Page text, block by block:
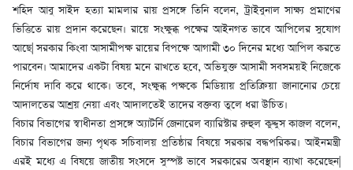
শহিদ আবু সাইদ হত্যা মামলার রায় প্রসঙ্গে তিনি বলেন, ট্রাইবুনাল সাক্ষ্য প্রমাণের
ভিত্তিতে রায় প্রদান করেছেন। রায়ে সংক্ষুব্ধ পক্ষের আইনগত ভাবে আপিলের সুযোগ
আছে| সরকার কিংবা আসামীপক্ষ রায়ের বিপক্ষে আগামী ৩০ দিনের মধ্যে আপিল করতে
পারবেন। আমাদের একটা বিষয় মনে রাখতে হবে, অভিযুক্ত আসামী সবসময়ই নিজেকে
নির্দোষ দাবি করে থাকে। তবে, সংক্ষুব্ধ পক্ষকে মিডিয়ায় প্রতিক্রিয়া জানানোর চেয়ে
আদালতের আশ্রয় নেয়া এবং আদালতেই তাদের বক্তব্য তুলে ধরা উচিত।
বিচার বিভাগের স্বাধীনতা প্রসঙ্গে অ্যাটর্নি জেনারেল ব্যারিস্টার রুহুল কুদ্দুস কাজল বলেন,
বিচার বিভাগের জন্য পৃথক সচিবালয় প্রতিষ্ঠার বিষয়ে সরকার বদ্ধপরিকর। আইনমন্ত্রী
এরই মধ্যে এ বিষয়ে জাতীয় সংসদে সুস্পষ্ট ভাবে সরকারের অবস্থান ব্যাখা করেছেন|